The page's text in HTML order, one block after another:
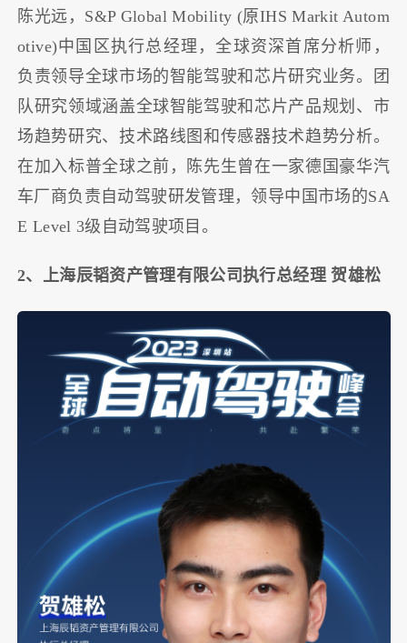
陈光远，S&P Global Mobility (原IHS Markit Autom
otive)中国区执行总经理，全球资深首席分析师，
负责领导全球市场的智能驾驶和芯片研究业务。团
队研究领域涵盖全球智能驾驶和芯片产品规划、市
场趋势研究、技术路线图和传感器技术趋势分析。
在加入标普全球之前，陈先生曾在一家德国豪华汽
车厂商负责自动驾驶研发管理，领导中国市场的SA
E Level 3级自动驾驶项目。
2、上海辰韬资产管理有限公司执行总经理 贺雄松